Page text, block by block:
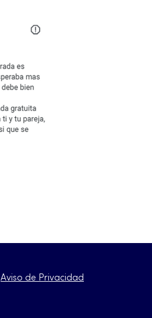
Aviso de Privacidad